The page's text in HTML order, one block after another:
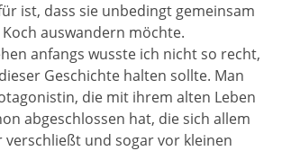
ist, dass sie unbedingt gemeinsam
auswandern möchte.
anfangs wusste ich nicht so recht,
Geschichte halten sollte. Man
die mit ihrem alten Leben
abgeschlossen hat, die sich allem
verschließt und sogar vor kleinen